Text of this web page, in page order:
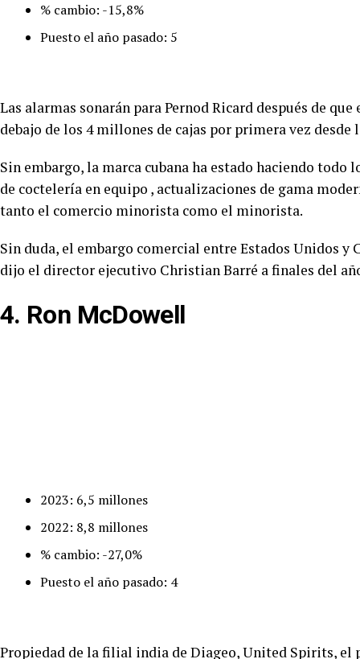
% cambio: -15,8%
Puesto el año pasado: 5
Las alarmas sonarán para Pernod Ricard después de
debajo de los 4 millones de cajas por primera vez desde
Sin embargo, la marca cubana ha estado haciendo todo
de coctelería en equipo , actualizaciones de gama
tanto el comercio minorista como el minorista.
Sin duda, el embargo comercial entre Estados Unidos
dijo el director ejecutivo Christian Barré a finales del
4. Ron McDowell
2023: 6,5 millones
2022: 8,8 millones
% cambio: -27,0%
Puesto el año pasado: 4
Propiedad de la filial india de Diageo, United Spirits, el